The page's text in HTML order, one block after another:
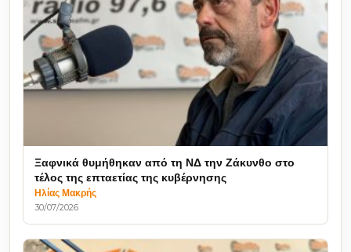
Ξαφνικά θυμήθηκαν από τη ΝΔ την Ζάκυνθο στο
τέλος της επταετίας της κυβέρνησης
Ηλίας Μακρής
30/07/2026